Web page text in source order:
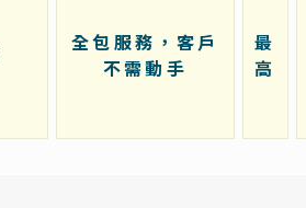
全包服務，客戶
不需動手
最
高